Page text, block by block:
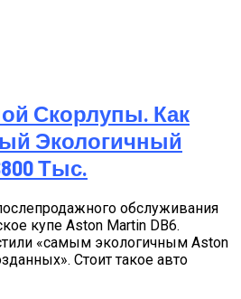
Скорлупы. Как
Экологичный
Тыс.
обслуживания
купе Aston Martin DB6.
«самым экологичным Aston
Стоит такое авто